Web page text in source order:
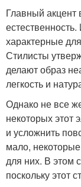
Главный
характерные
Стилисты
делают образ
легкость и
Однако не все
некоторых этот
и усложнить
мало,
для них. В этом
поскольку этот